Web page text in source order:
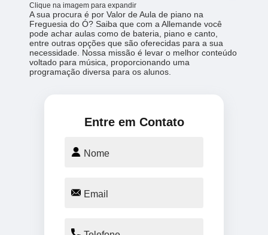
Clique na imagem para expandir
A sua procura é por Valor de Aula de piano na
Freguesia do Ó? Saiba que com a Allemande você
pode achar aulas como de bateria, piano e canto,
entre outras opções que são oferecidas para a sua
necessidade. Nossa missão é levar o melhor conteúdo
voltado para música, proporcionando uma
programação diversa para os alunos.
Entre em Contato